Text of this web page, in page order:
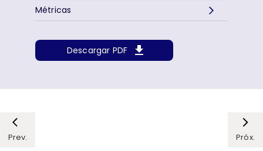
Descargar PDF
Métricas
Prev. Próx.